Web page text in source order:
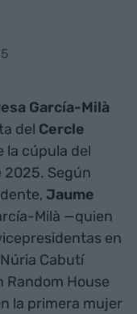
García-Milà
del Cercle
la cúpula del
2025. Según
Jaume
Milà —quien
en
Cabutí
Random House
la primera mujer